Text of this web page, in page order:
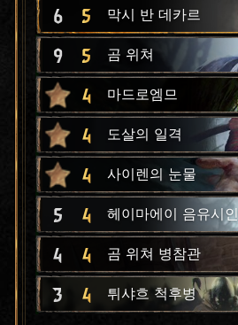
6 5 막시 반 데카르
9 5 곰 위쳐
4 마드로엠므
4 도살의 일격
4 사이렌의 눈물
5 4 헤이마에이 음유시인
4 4 곰 위쳐 병참관
3 4 튀샤흐 척후병